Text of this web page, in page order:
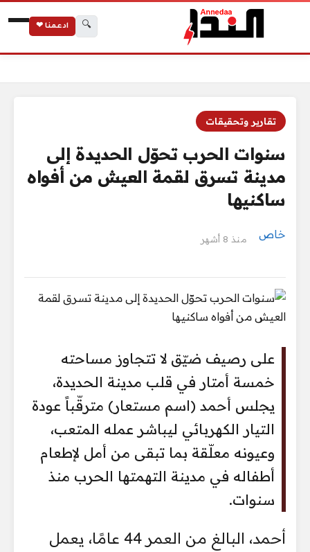
🔍 ادعمنا ❤
تقارير وتحقيقات
سنوات الحرب تحوّل الحديدة إلى
مدينة تسرق لقمة العيش من أفواه
ساكنيها
خاص منذ 8 أشهر
على رصيف ضيّق لا تتجاوز مساحته
خمسة أمتار في قلب مدينة الحديدة،
يجلس أحمد (اسم مستعار) مترقّباً عودة
التيار الكهربائي ليباشر عمله المتعب،
وعيونه معلّقة بما تبقى من أمل لإطعام
أطفاله في مدينة التهمتها الحرب منذ
سنوات.
أحمد، البالغ من العمر 44 عامًا، يعمل